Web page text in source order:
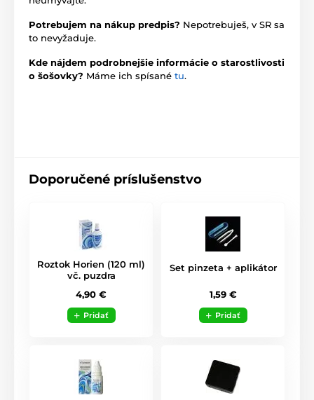
Potrebujem na nákup predpis? Nepotrebuješ, v SR sa
to nevyžaduje.
Kde nájdem podrobnejšie informácie o starostlivosti
o šošovky? Máme ich spísané tu.
Doporučené príslušenstvo
Roztok Horien (120 ml)
vč. puzdra
4,90 €
Pridať
Set pinzeta + aplikátor
1,59 €
Pridať